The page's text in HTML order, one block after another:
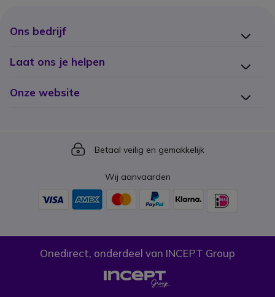
Ons bedrijf
Laat ons je helpen
Onze website
Icon
Betaal veilig en gemakkelijk
Wij aanvaarden
Onedirect, onderdeel van INCEPT Group